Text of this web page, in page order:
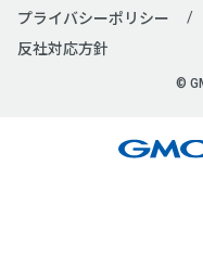
プライバシーポリシー
反社対応方針
©